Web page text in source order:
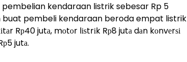
kendaraan listrik sebesar Rp 5
buat pembeli kendaraan beroda empat listrik
Rр40 jutа, mоtоr lіѕtrіk Rр8 jutа dаn kоnvеrѕі
jutа.